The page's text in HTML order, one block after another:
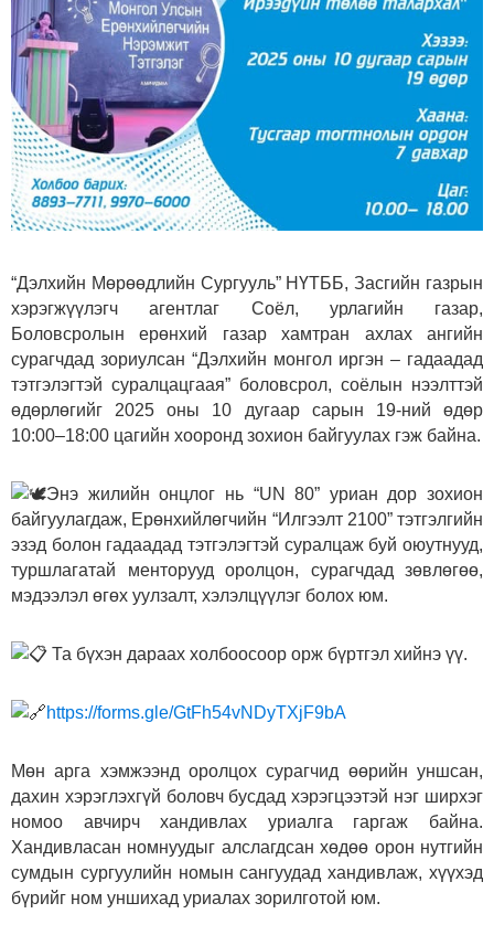
“Дэлхийн Мөрөөдлийн Сургууль” НҮТББ, Засгийн газрын
хэрэгжүүлэгч агентлаг Соёл, урлагийн газар,
Боловсролын ерөнхий газар хамтран ахлах ангийн
сурагчдад зориулсан “Дэлхийн монгол иргэн – гадаадад
тэтгэлэгтэй суралцацгаая” боловсрол, соёлын нээлттэй
өдөрлөгийг 2025 оны 10 дугаар сарын 19-ний өдөр
10:00–18:00 цагийн хооронд зохион байгуулах гэж байна.
Энэ жилийн онцлог нь “UN 80” уриан дор зохион
байгуулагдаж, Ерөнхийлөгчийн “Илгээлт 2100” тэтгэлгийн
эзэд болон гадаадад тэтгэлэгтэй суралцаж буй оюутнууд,
туршлагатай менторууд оролцон, сурагчдад зөвлөгөө,
мэдээлэл өгөх уулзалт, хэлэлцүүлэг болох юм.
Та бүхэн дараах холбоосоор орж бүртгэл хийнэ үү.
https://forms.gle/GtFh54vNDyTXjF9bA
Мөн арга хэмжээнд оролцох сурагчид өөрийн уншсан,
дахин хэрэглэхгүй боловч бусдад хэрэгцээтэй нэг ширхэг
номоо авчирч хандивлах уриалга гаргаж байна.
Хандивласан номнуудыг алслагдсан хөдөө орон нутгийн
сумдын сургуулийн номын сангуудад хандивлаж, хүүхэд
бүрийг ном уншихад уриалах зорилготой юм.